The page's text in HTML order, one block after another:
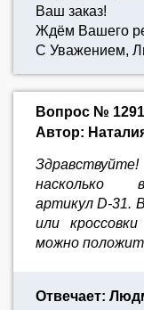
Ваш заказ!
Ждём Вашего
С Уважением,
Вопрос №
Автор:
насколько
артикул D-31.
или
можно
Отвечает: